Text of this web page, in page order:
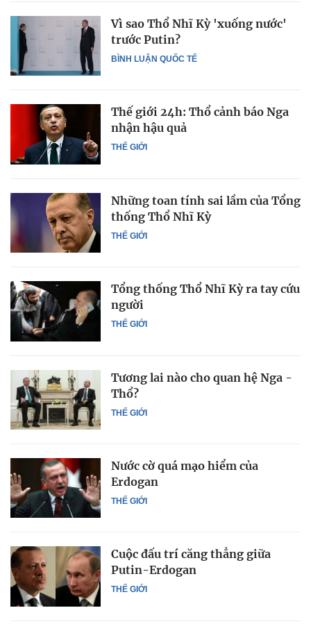
BÌNH LUẬN QUỐC TẾ
Vì sao Thổ Nhĩ Kỳ 'xuống nước'
trước Putin?
THẾ GIỚI
Thế giới 24h: Thổ cảnh báo Nga
nhận hậu quả
THẾ GIỚI
Những toan tính sai lầm của Tổng
thống Thổ Nhĩ Kỳ
THẾ GIỚI
Tổng thống Thổ Nhĩ Kỳ ra tay cứu
người
THẾ GIỚI
Tương lai nào cho quan hệ Nga -
Thổ?
THẾ GIỚI
Nước cờ quá mạo hiểm của
Erdogan
THẾ GIỚI
Cuộc đấu trí căng thẳng giữa
Putin-Erdogan